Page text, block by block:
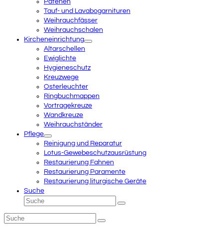
Patenen
Tauf- und Lavabogarnituren
Weihrauchfässer
Weihrauchschalen
Kircheneinrichtung
Altarschellen
Ewiglichte
Hygieneschutz
Kreuzwege
Osterleuchter
Ringbuchmappen
Vortragekreuze
Wandkreuze
Weihrauchständer
Pflege
Reinigung und Reparatur
Lotus-Gewebeschutzausrüstung
Restaurierung Fahnen
Restaurierung Paramente
Restaurierung liturgische Geräte
Suche
Suche
Senden
Suche
Senden